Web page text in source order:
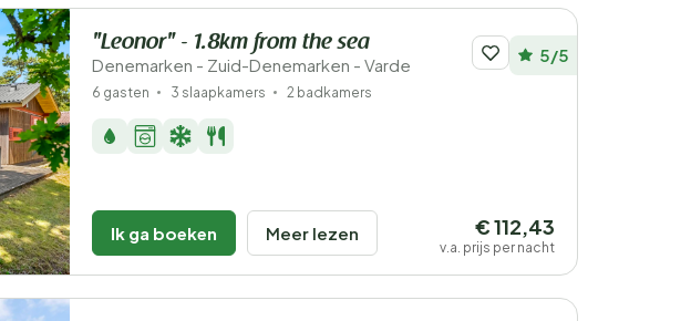
"Leonor" - 1.8km from the sea
Denemarken - Zuid-Denemarken - Varde 5/5
6 gasten 3 slaapkamers 2 badkamers
Ik ga boeken Meer lezen € 112,43
v.a. prijs per nacht